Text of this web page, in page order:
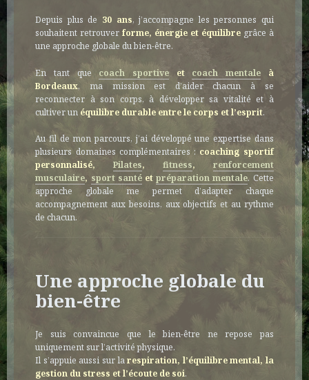
Depuis plus de 30 ans, j’accompagne les personnes qui
souhaitent retrouverforme, énergie et équilibregrâce à
une approche globale du bien-être.
En tant que coach sportive et coach mentaleà
Bordeaux, ma mission est d’aider chacun à se
reconnecter à son corps, à développer sa vitalité et à
cultiver un équilibre durable entre le corps et l’esprit.
Au fil de mon parcours, j’ai développé une expertise dans
plusieurs domaines complémentaires : coaching sportif
personnalisé,Pilates, fitness, renforcement
musculaire, sport santéetpréparation mentale. Cette
approche globale me permet d’adapter chaque
accompagnement aux besoins, aux objectifs et au rythme
de chacun.
Une approche globale du
bien-être
Je suis convaincue que le bien-être ne repose pas
uniquement sur l’activité physique.
Il s’appuie aussi sur larespiration, l’équilibre mental, la
gestion du stress et l’écoute de soi.